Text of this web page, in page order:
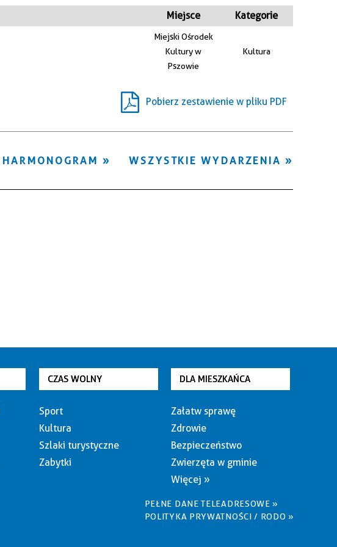
Kategoria
Trwające w
Miejsce
Miejsce Kategorie
Miejski Ośrodek
Kultury w
Pszowie
Kultura
Pobierz zestawienie w pliku PDF
WSZYSTKIE WYDARZENIA
HARMONOGRAM
CZAS WOLNY
Sport
Kultura
Szlaki turystyczne
Zabytki
DLA MIESZKAŃCA
Załatw sprawę
Zdrowie
Bezpieczeństwo
Zwierzęta w gminie
Więcej »
PEŁNE DANE TELEADRESOWE »
POLITYKA PRYWATNOŚCI / RODO »